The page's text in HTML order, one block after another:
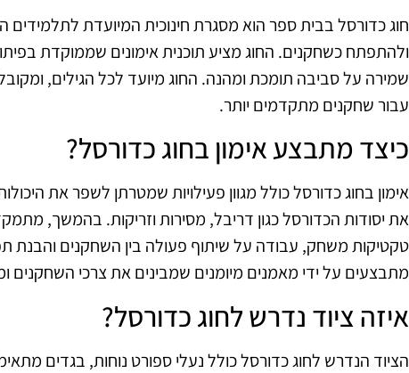
חוג כדורסל בבית ספר הוא מסגרת חינוכית המיועדת לתלמידים
ולהתפתח כשחקנים. החוג מציע תוכנית אימונים שממוקדת בפיתוח
שמירה על סביבה תומכת ומהנה. החוג מיועד לכל הגילים,
עבור שחקנים מתקדמים יותר.
כיצד מתבצע אימון בחוג כדורסל?
אימון בחוג כדורסל כולל מגוון פעילויות שמטרתן לשפר את
את יסודות הכדורסל כגון דריבל, מסירות וזריקות. בהמשך,
טקטיקות משחק, עבודה על שיתוף פעולה בין השחקנים והבנת
מתבצעים על ידי מאמנים מיומנים שמבינים את צרכי
איזה ציוד נדרש לחוג כדורסל?
הציוד הנדרש לחוג כדורסל כולל נעלי ספורט נוחות, בגדים